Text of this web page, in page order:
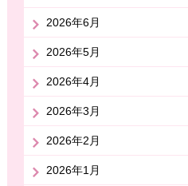
2026年6月
2026年5月
2026年4月
2026年3月
2026年2月
2026年1月